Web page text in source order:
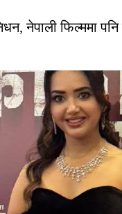
नेपाली फिल्ममा